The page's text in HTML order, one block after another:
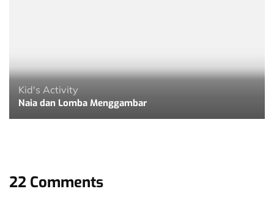
Kid's Activity
Naia dan Lomba Menggambar
22 Comments